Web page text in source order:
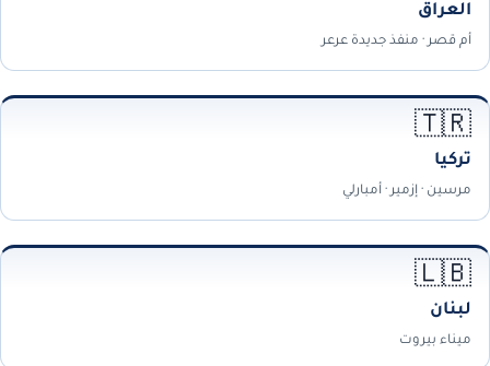
العراق
أم قصر · منفذ جديدة عرعر
🇹🇷
تركيا
مرسين · إزمير · أمبارلي
🇱🇧
لبنان
ميناء بيروت